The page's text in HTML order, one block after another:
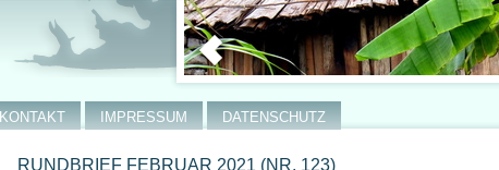
RUNDBRIEF FEBRUAR 2021 (NR. 123)
KONTAKT IMPRESSUM DATENSCHUTZ